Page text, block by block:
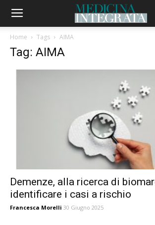
Home Tags AIMA
Tag: AIMA
Demenze, alla ricerca di
identificare i casi a rischio
Francesca Morelli 30 Giugno 2025